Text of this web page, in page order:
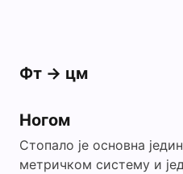
Фт -> цм
Ногом
Стопало је основна
метричком систему и